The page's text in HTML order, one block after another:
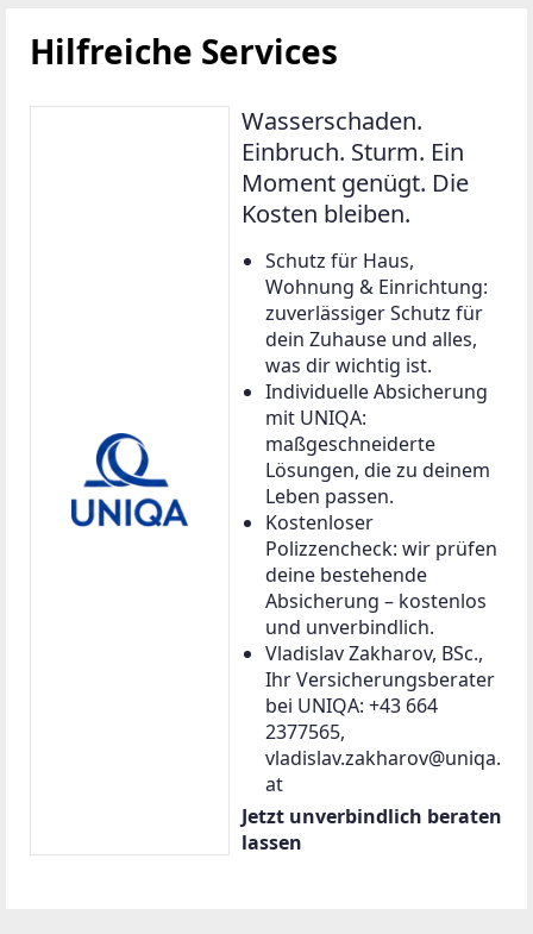
Hilfreiche Services
Wasserschaden.
Einbruch. Sturm. Ein
Moment genügt. Die
Kosten bleiben.
Schutz für Haus,
Wohnung & Einrichtung:
zuverlässiger Schutz für
dein Zuhause und alles,
was dir wichtig ist.
Individuelle Absicherung
mit UNIQA:
maßgeschneiderte
Lösungen, die zu deinem
Leben passen.
Kostenloser
Polizzencheck: wir prüfen
deine bestehende
Absicherung – kostenlos
und unverbindlich.
Vladislav Zakharov, BSc.,
Ihr Versicherungsberater
bei UNIQA: +43 664
2377565,
vladislav.zakharov@uniqa.
at
Jetzt unverbindlich beraten
lassen